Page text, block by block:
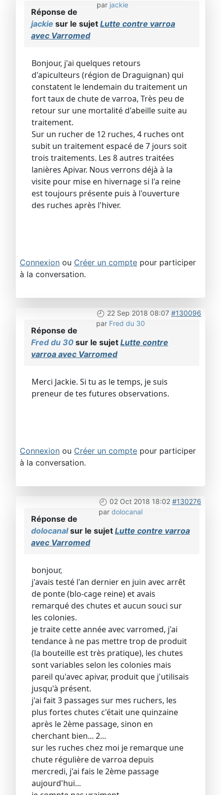
par jackie
Réponse de
jackie sur le sujet Lutte contre varroa
avec Varromed
Bonjour, j'ai quelques retours
d'apiculteurs (région de Draguignan) qui
constatent le lendemain du traitement un
fort taux de chute de varroa, Très peu de
retour sur une mortalité d'abeille suite au
traitement.
Sur un rucher de 12 ruches, 4 ruches ont
subit un traitement espacé de 7 jours soit
trois traitements. Les 8 autres traitées
lanières Apivar. Nous verrons déjà à la
visite pour mise en hivernage si l'a reine
est toujours présente puis à l'ouverture
des ruches après l'hiver.
Connexion ou Créer un compte pour participer
à la conversation.
22 Sep 2018 08:07 #130096
par Fred du 30
Réponse de
Fred du 30 sur le sujet Lutte contre
varroa avec Varromed
Merci Jackie. Si tu as le temps, je suis
preneur de tes futures observations.
Connexion ou Créer un compte pour participer
à la conversation.
02 Oct 2018 18:02 #130276
par dolocanal
Réponse de
dolocanalsur le sujet Lutte contre varroa
avec Varromed
bonjour,
j'avais testé l'an dernier en juin avec arrêt
de ponte (blo-cage reine) et avais
remarqué des chutes et aucun souci sur
les colonies.
je traite cette année avec varromed, j'ai
tendance à ne pas mettre trop de produit
(la bouteille est très pratique), les chutes
sont variables selon les colonies mais
pareil qu'avec apivar, produit que j'utilisais
jusqu'à présent.
j'ai fait 3 passages sur mes ruchers, les
plus fortes chutes c'était une quinzaine
après le 2ème passage, sinon en
cherchant bien... 2...
sur les ruches chez moi je remarque une
chute régulière de varroa depuis
mercredi, j'ai fais le 2ème passage
aujourd'hui...